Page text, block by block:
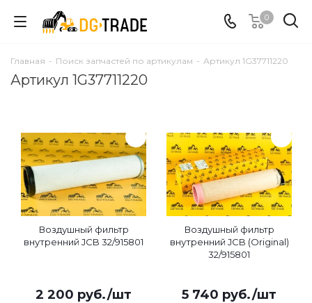
0
Главная - Поиск запчастей по артикулам - Артикул 1G37711220
Артикул 1G37711220
Воздушный фильтр
внутренний JCB 32/915801
2 200 руб./шт
Воздушный фильтр
внутренний JCB (Original)
32/915801
5 740 руб./шт